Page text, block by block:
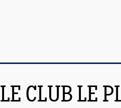
LE CLUB LE